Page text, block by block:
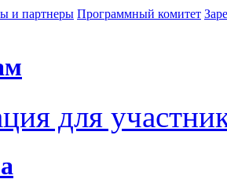
и партнеры Программный комитет
для